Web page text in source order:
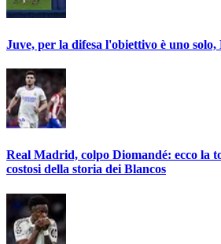
Juve, per la difesa l'obiettivo è uno
Real Madrid, colpo Diomandé: ecco la
costosi della storia dei Blancos